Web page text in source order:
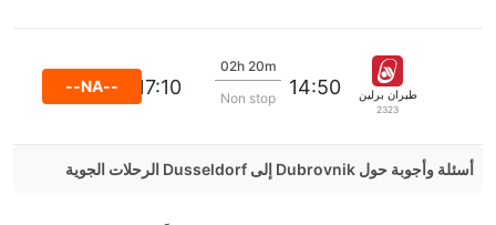
طيران برلين
2323
14:50
02h 20m
Non stop
17:10
--NA--
أسئلة وأجوبة حول Dubrovnik إلى Dusseldorf الرحلات الجوية